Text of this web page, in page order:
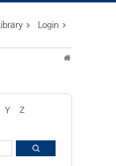
Library Login
Y
Z